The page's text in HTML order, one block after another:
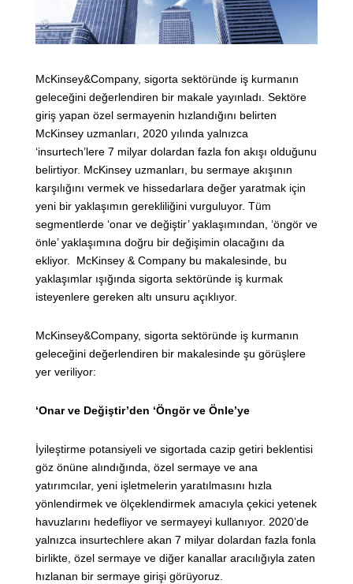
McKinsey&Company, sigorta sektöründe iş kurmanın
geleceğini değerlendiren bir makale yayınladı. Sektöre
giriş yapan özel sermayenin hızlandığını belirten
McKinsey uzmanları, 2020 yılında yalnızca
‘insurtech’lere 7 milyar dolardan fazla fon akışı olduğunu
belirtiyor. McKinsey uzmanları, bu sermaye akışının
karşılığını vermek ve hissedarlara değer yaratmak için
yeni bir yaklaşımın gerekliliğini vurguluyor. Tüm
segmentlerde ‘onar ve değiştir’ yaklaşımından, ‘öngör ve
önle’ yaklaşımına doğru bir değişimin olacağını da
ekliyor. McKinsey & Company bu makalesinde, bu
yaklaşımlar ışığında sigorta sektöründe iş kurmak
isteyenlere gereken altı unsuru açıklıyor.
McKinsey&Company, sigorta sektöründe iş kurmanın
geleceğini değerlendiren bir makalesinde şu görüşlere
yer veriliyor:
‘Onar ve Değiştir’den ‘Öngör ve Önle’ye
İyileştirme potansiyeli ve sigortada cazip getiri beklentisi
göz önüne alındığında, özel sermaye ve ana
yatırımcılar, yeni işletmelerin yaratılmasını hızla
yönlendirmek ve ölçeklendirmek amacıyla çekici yetenek
havuzlarını hedefliyor ve sermayeyi kullanıyor. 2020’de
yalnızca insurtechlere akan 7 milyar dolardan fazla fonla
birlikte, özel sermaye ve diğer kanallar aracılığıyla zaten
hızlanan bir sermaye girişi görüyoruz.